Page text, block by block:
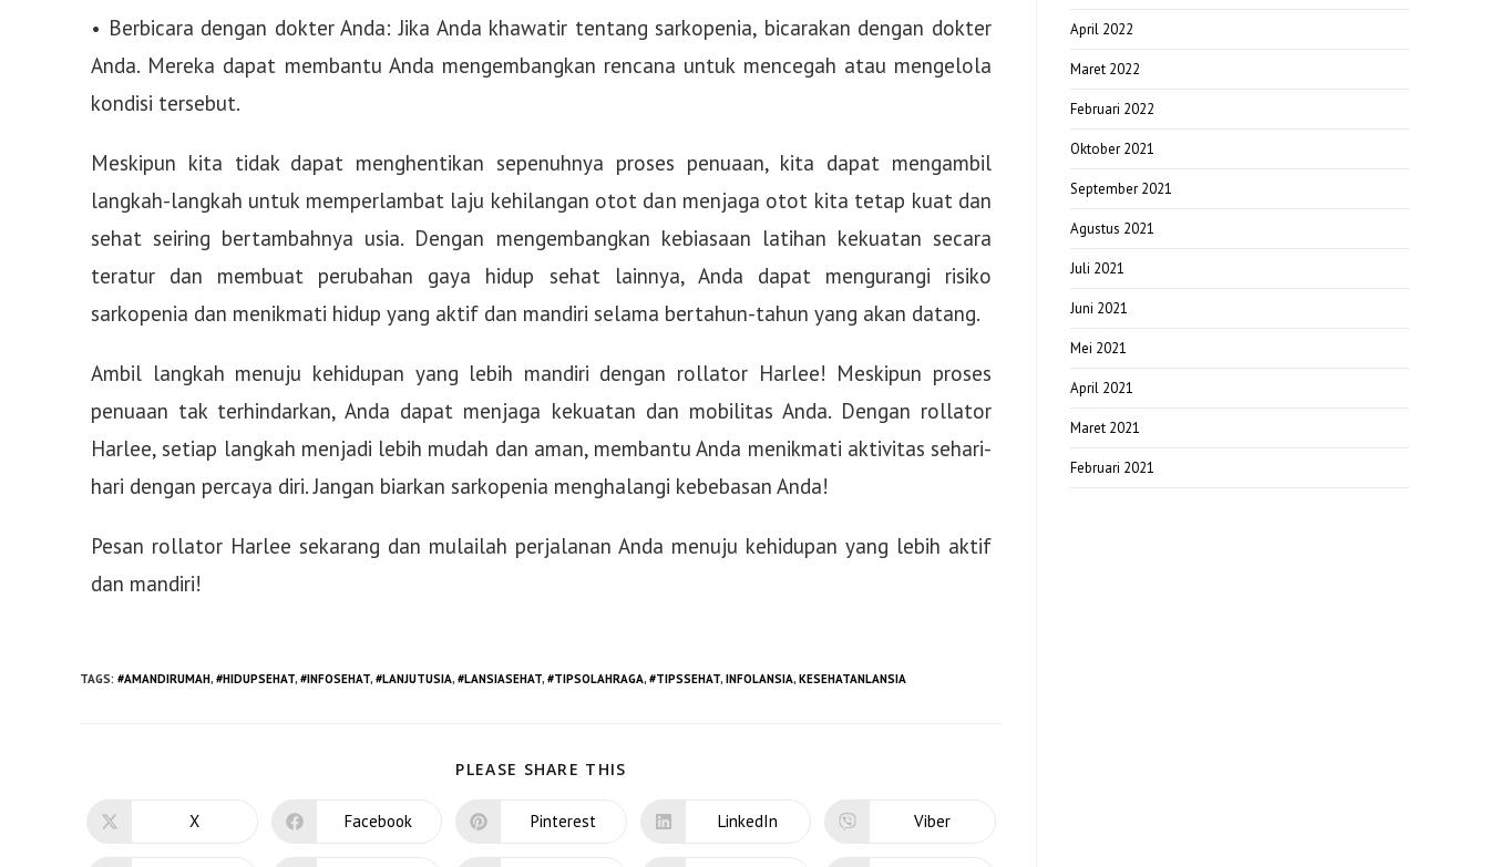
• Berbicara dengan dokter Anda: Jika Anda khawatir tentang sarkopenia, bicarakan dengan dokter
Anda. Mereka dapat membantu Anda mengembangkan rencana untuk mencegah atau mengelola
kondisi tersebut.
Meskipun kita tidak dapat menghentikan sepenuhnya proses penuaan, kita dapat mengambil
langkah-langkah untuk memperlambat laju kehilangan otot dan menjaga otot kita tetap kuat dan
sehat seiring bertambahnya usia. Dengan mengembangkan kebiasaan latihan kekuatan secara
teratur dan membuat perubahan gaya hidup sehat lainnya, Anda dapat mengurangi risiko
sarkopenia dan menikmati hidup yang aktif dan mandiri selama bertahun-tahun yang akan datang.
Ambil langkah menuju kehidupan yang lebih mandiri dengan rollator Harlee! Meskipun proses
penuaan tak terhindarkan, Anda dapat menjaga kekuatan dan mobilitas Anda. Dengan rollator
Harlee, setiap langkah menjadi lebih mudah dan aman, membantu Anda menikmati aktivitas sehari-
hari dengan percaya diri. Jangan biarkan sarkopenia menghalangi kebebasan Anda!
Pesan rollator Harlee sekarang dan mulailah perjalanan Anda menuju kehidupan yang lebih aktif
dan mandiri!
TAGS: #AMANDIRUMAH, #HIDUPSEHAT, #INFOSEHAT, #LANJUTUSIA, #LANSIASEHAT, #TIPSOLAHRAGA, #TIPSSEHAT, INFOLANSIA, KESEHATANLANSIA
PLEASE SHARE THIS
X Facebook Pinterest LinkedIn Viber
April 2022
Maret 2022
Februari 2022
Oktober 2021
September 2021
Agustus 2021
Juli 2021
Juni 2021
Mei 2021
April 2021
Maret 2021
Februari 2021